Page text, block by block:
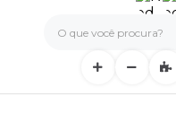
O que você procura?